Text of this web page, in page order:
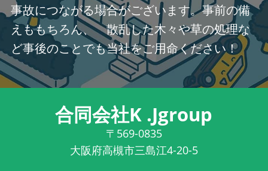
事故につながる場合がございます。事前の備
えももちろん、 散乱した木々や草の処理な
ど事後のことでも当社をご用命ください！
合同会社K .Jgroup
〒569-0835
大阪府高槻市三島江4-20-5